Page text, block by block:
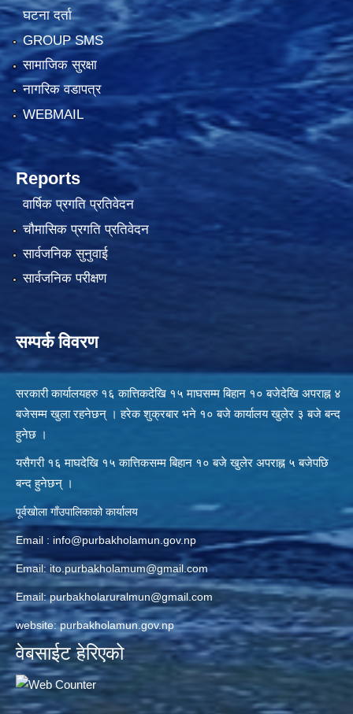
घटना दर्ता
GROUP SMS
सामाजिक सुरक्षा
नागरिक वडापत्र
WEBMAIL
Reports
वार्षिक प्रगति प्रतिवेदन
चौमासिक प्रगति प्रतिवेदन
सार्वजनिक सुनुवाई
सार्वजनिक परीक्षण
सम्पर्क विवरण
सरकारी कार्यालयहरु १६ कात्तिकदेखि १५ माघसम्म बिहान १० बजेदेखि अपराह्न ४
बजेसम्म खुला रहनेछन् । हरेक शुक्रबार भने १० बजे कार्यालय खुलेर ३ बजे बन्द
हुनेछ ।
यसैगरी १६ माघदेखि १५ कात्तिकसम्म बिहान १० बजे खुलेर अपराह्न ५ बजेपछि
बन्द हुनेछन् ।
पूर्वखोला गाँउपालिकाको कार्यालय
Email : info@purbakholamun.gov.np
Email: ito.purbakholamum@gmail.com
Email:purbakholaruralmun@gmail.com
website: purbakholamun.gov.np
वेबसाईट हेरिएको